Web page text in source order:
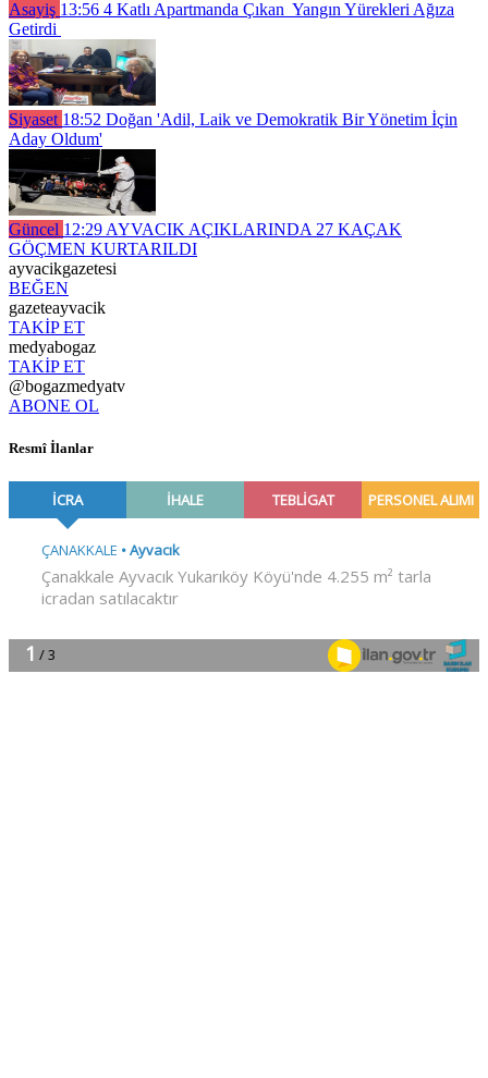
Asayiş 13:56 4 Katlı Apartmanda Çıkan Yangın Yürekleri Ağıza
Getirdi
Siyaset 18:52 Doğan 'Adil, Laik ve Demokratik Bir Yönetim İçin
Aday Oldum'
Güncel 12:29 AYVACIK AÇIKLARINDA 27 KAÇAK
GÖÇMEN KURTARILDI
ayvacikgazetesi
BEĞEN
gazeteayvacik
TAKİP ET
medyabogaz
TAKİP ET
@bogazmedyatv
ABONE OL
Resmî İlanlar